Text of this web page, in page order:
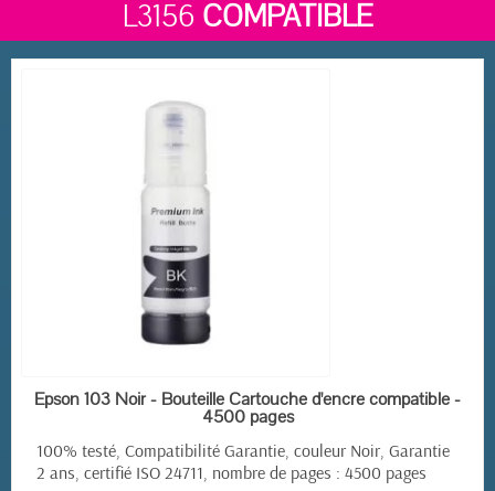
L3156 COMPATIBLE
EN STOCK
Epson 103 Noir - Bouteille Cartouche d'encre compatible -
4500 pages
100% testé, Compatibilité Garantie, couleur Noir, Garantie
2 ans, certifié ISO 24711, nombre de pages : 4500 pages